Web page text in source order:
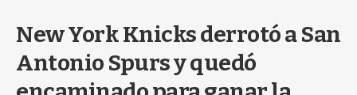
r
b
New York Knicks derrotó a San
Antonio Spurs y quedó